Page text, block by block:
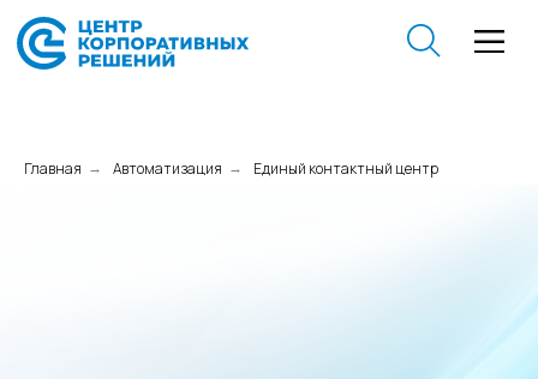
Главная → Автоматизация → Единый контактный центр